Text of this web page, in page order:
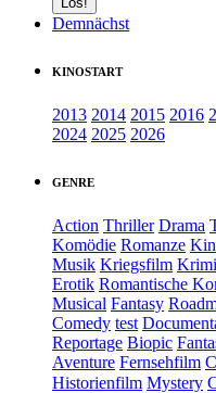
Demnächst
KINOSTART
2013 2014 2015 2016
2024 2025 2026
GENRE
Action Thriller Drama
Komödie Romanze
Musik Kriegsfilm Krimi
Erotik Romantische
Musical Fantasy
Comedy test
Reportage Biopic
Aventure Fernsehfilm
Historienfilm Mystery